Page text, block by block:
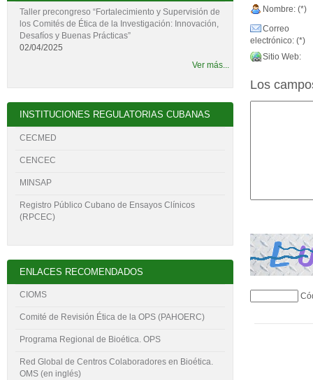
Nombre: (*)
Correo
electrónico: (*)
Sitio Web:
Los
Taller precongreso “Fortalecimiento y Supervisión de
los Comités de Ética de la Investigación: Innovación,
Desafíos y Buenas Prácticas”
02/04/2025
Ver más...
INSTITUCIONES REGULATORIAS CUBANAS
CECMED
CENCEC
MINSAP
Registro Público Cubano de Ensayos Clínicos
(RPCEC)
ENLACES RECOMENDADOS
CIOMS
Comité de Revisión Ética de la OPS (PAHOERC)
Programa Regional de Bioética. OPS
Red Global de Centros Colaboradores en Bioética.
OMS (en inglés)